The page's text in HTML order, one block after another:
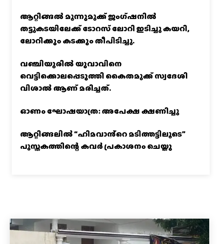
ആറ്റിങ്ങൽ മൂന്നുമുക്ക് ജംഗ്ഷനിൽ
തട്ടുകടയിലേക്ക് ടോറസ് ലോറി ഇടിച്ചു കയറി,
ലോറിക്കും കടക്കും തീപിടിച്ചു.
വഞ്ചിയൂരില്‍ യുവാവിനെ
വെട്ടിക്കൊലപ്പെടുത്തി കൈതമുക്ക് സ്വദേശി
വിശാല്‍ ആണ് മരിച്ചത്.
ഓണം ഘോഷയാത്ര: അപേക്ഷ ക്ഷണിച്ചു
ആറ്റിങ്ങലിൽ “ഹിമവാൻ്റെ മടിത്തട്ടിലൂടെ”
പുസ്തകത്തിന്റെ കവർ പ്രകാശനം ചെയ്തു